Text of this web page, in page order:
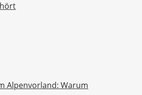
Alpenvorland: Warum